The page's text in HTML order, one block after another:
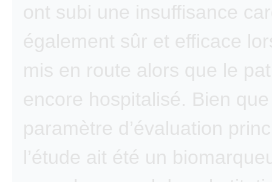
ont subi une insuffisance
également sûr et efficace
mis en route alors que le
encore hospitalisé. Bien
paramètre d’évaluation
l’étude ait été un